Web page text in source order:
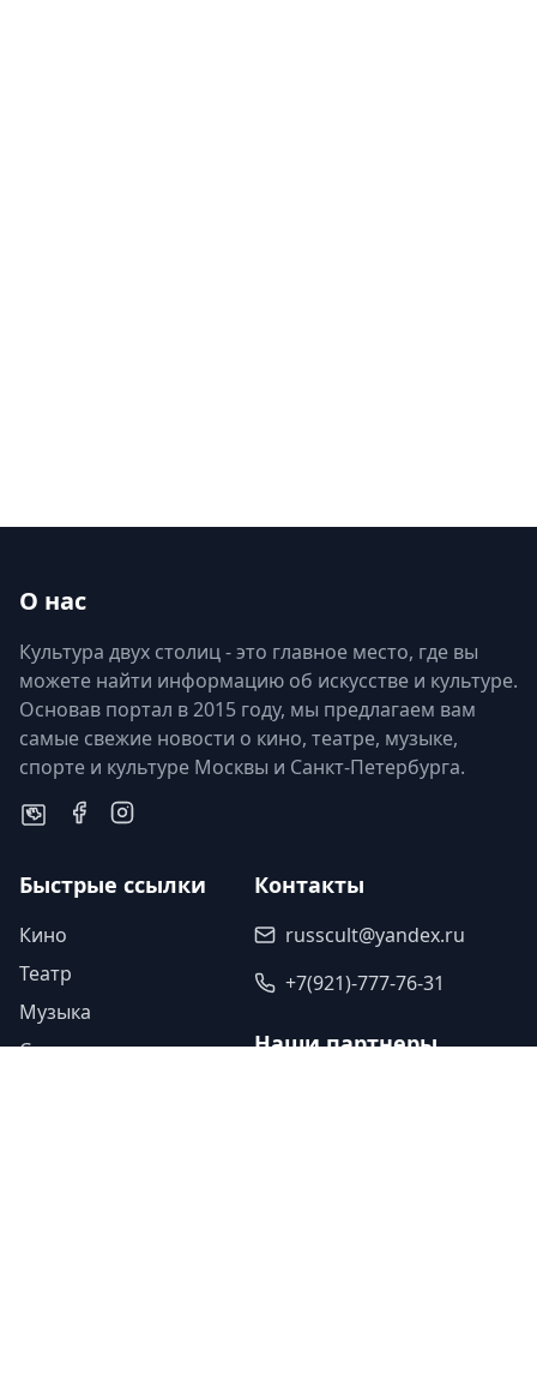
О нас
Культура двух столиц - это главное место, где вы
можете найти информацию об искусстве и культуре.
Основав портал в 2015 году, мы предлагаем вам
самые свежие новости о кино, театре, музыке,
спорте и культуре Москвы и Санкт-Петербурга.
Быстрые ссылки
Кино
Театр
Музыка
Спорт
Контакты
russcult@yandex.ru
+7(921)-777-76-31
Наши партнеры